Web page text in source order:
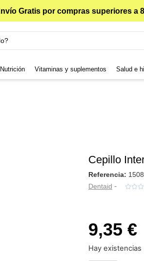
Gratis por compras superiores a
Nutrición Vitaminas y suplementos Salud e
Cepillo
Referencia:
Dentaid - 
9,35 €
Hay existencias